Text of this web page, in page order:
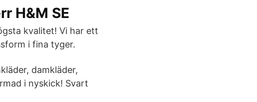
H&M SE
kvalitet! Vi har ett
i fina tyger.
damkläder,
i nyskick! Svart